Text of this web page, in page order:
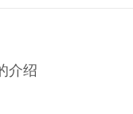
介绍